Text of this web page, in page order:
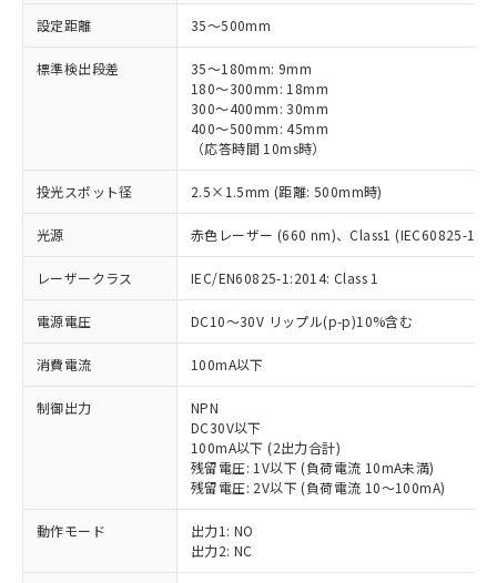
設定距離 35～500mm
標準検出段差
35～180mm: 9mm
180～300mm: 18mm
300～400mm: 30mm
400～500mm: 45mm
（応答時間 10ms時）
投光スポット径 2.5×1.5mm (距離: 500mm時)
光源 赤色レーザー (660 nm)、Class1 (IEC60825-
レーザークラス IEC/EN60825-1:2014: Class 1
電源電圧 DC10～30V リップル(p-p)10%含む
消費電流 100mA以下
制御出力
NPN
DC30V以下
100mA以下 (2出力合計)
残留電圧: 1V以下 (負荷電流 10mA未満)
残留電圧: 2V以下 (負荷電流 10～100mA)
動作モード
出力1: NO
出力2: NC
※1 対応状況